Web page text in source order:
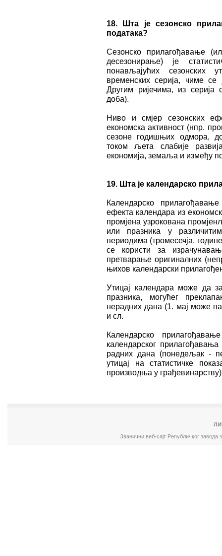
18. Шта је сезонско
података?
Сезонско прилагођавање
десезонирање) је
понављајућих сезонских
временских серија, чиме се
Другим ријечима, из
доба).
Ниво и смjер сезонских
економска активност (нпр.
сезоне годишњих одмора,
током љета слабије
економија, земаља и између
19. Шта је календарско
Календарско
ефекта календара из
промјена узрокована
или празника у
периодима (тромесечја,
се користи за
претварање оригиналних
њихов календарски
Утицај календара може да
празника, могућег
нерадних дана (1. мај може
и сл.
Календарско
календарског
радних дана (понедељак -
утицај на статистичке
производња у
Званични веб-сајт Републичког